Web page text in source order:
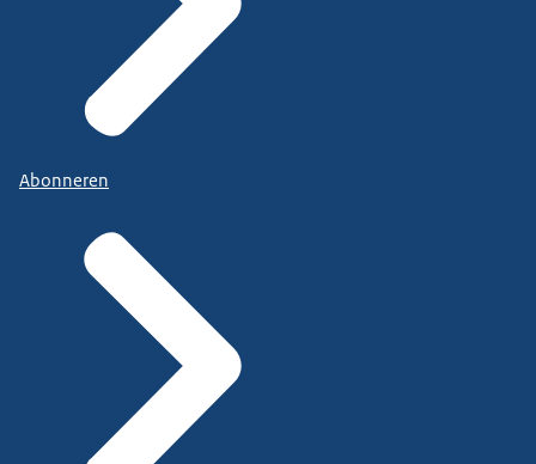
Abonneren